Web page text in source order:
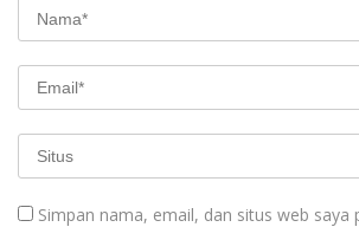
Simpan nama, email, dan situs web saya